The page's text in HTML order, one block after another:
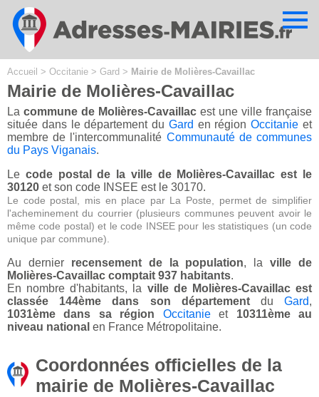
Accueil > Occitanie > Gard > Mairie de Molières-Cavaillac
Mairie de Molières-Cavaillac
La commune de Molières-Cavaillac est une ville française
située dans le département du Gard en régionOccitanie et
membre de l'intercommunalité Communauté de communes
du Pays Viganais.
Le code postal de la ville de Molières-Cavaillac est le
30120 et son code INSEE est le 30170.
Le code postal, mis en place par La Poste, permet de simplifier
l'acheminement du courrier (plusieurs communes peuvent avoir le
même code postal) et le code INSEE pour les statistiques (un code
unique par commune).
Au dernier recensement de la population, laville de
Molières-Cavaillac comptait 937 habitants.
En nombre d'habitants, la ville de Molières-Cavaillac est
classée 144ème dans son départementduGard,
1031ème dans sa région
Occitanieet 10311ème au
niveau national en France Métropolitaine.
Coordonnées officielles de la
mairie de Molières-Cavaillac
Cookies management panel